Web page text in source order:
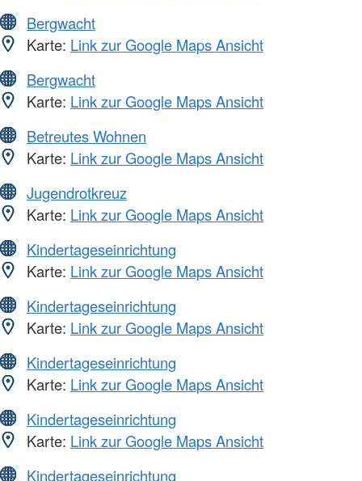
Bergwacht
Karte: Link zur Google Maps Ansicht
Bergwacht
Karte: Link zur Google Maps Ansicht
Betreutes Wohnen
Karte: Link zur Google Maps Ansicht
Jugendrotkreuz
Karte: Link zur Google Maps Ansicht
Kindertageseinrichtung
Karte: Link zur Google Maps Ansicht
Kindertageseinrichtung
Karte: Link zur Google Maps Ansicht
Kindertageseinrichtung
Karte: Link zur Google Maps Ansicht
Kindertageseinrichtung
Karte: Link zur Google Maps Ansicht
Kindertageseinrichtung